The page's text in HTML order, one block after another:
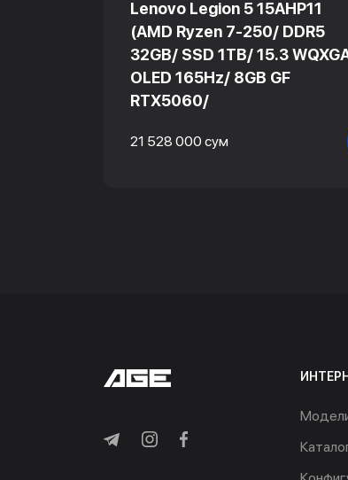
Lenovo Legion 5 15AHP11
(AMD Ryzen 7-250/ DDR5
32GB/ SSD 1TB/ 15.3
OLED 165Hz/ 8GB GF
RTX5060/
21 528 000 сум